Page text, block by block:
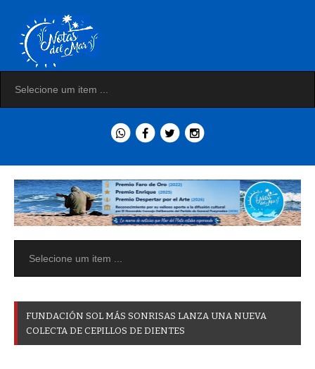
FUNDACIÓN SOL MÁS SONRISAS LANZA UNA NUEVA
COLECTA DE CEPILLOS DE DIENTES